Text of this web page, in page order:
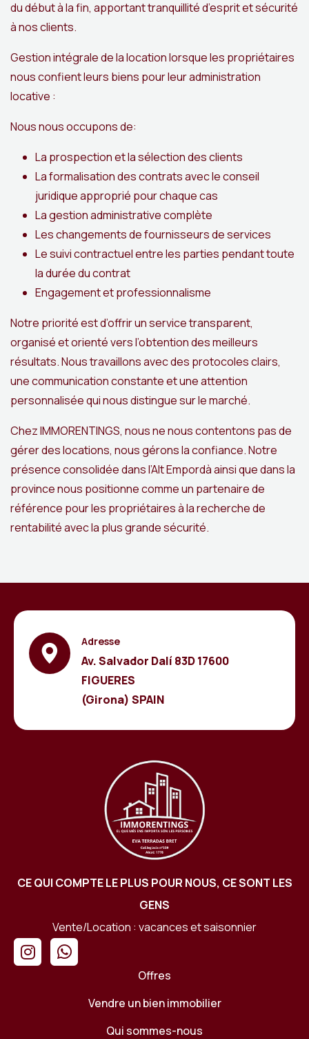
du début à la fin, apportant tranquillité d’esprit et sécurité
à nos clients.
Gestion intégrale de la location lorsque les propriétaires
nous confient leurs biens pour leur administration
locative :
Nous nous occupons de:
La prospection et la sélection des clients
La formalisation des contrats avec le conseil
juridique approprié pour chaque cas
La gestion administrative complète
Les changements de fournisseurs de services
Le suivi contractuel entre les parties pendant toute
la durée du contrat
Engagement et professionnalisme
Notre priorité est d’offrir un service transparent,
organisé et orienté vers l’obtention des meilleurs
résultats. Nous travaillons avec des protocoles clairs,
une communication constante et une attention
personnalisée qui nous distingue sur le marché.
Chez IMMORENTINGS, nous ne nous contentons pas de
gérer des locations, nous gérons la confiance. Notre
présence consolidée dans l’Alt Empordà ainsi que dans la
province nous positionne comme un partenaire de
référence pour les propriétaires à la recherche de
rentabilité avec la plus grande sécurité.
Adresse
Av. Salvador Dalí 83D 17600
FIGUERES
(Girona) SPAIN
CE QUI COMPTE LE PLUS POUR NOUS, CE SONT LES
GENS
Vente/Location : vacances et saisonnier
Offres
Vendre un bien immobilier
Qui sommes-nous